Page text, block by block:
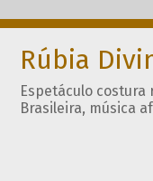
Rúbia
Espetáculo
Brasileira, música